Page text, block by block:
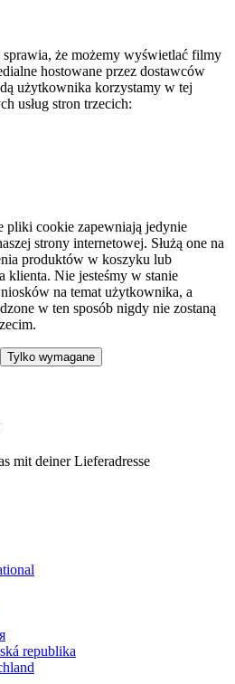
sprawia, że możemy wyświetlać filmy
hostowane przez dostawców
użytkownika korzystamy w tej
usług stron trzecich:
pliki cookie zapewniają jedynie
strony internetowej. Służą one na
produktów w koszyku lub
klienta. Nie jesteśmy w stanie
na temat użytkownika, a
w ten sposób nigdy nie zostaną
Tylko wymagane
mit deiner Lieferadresse
republika